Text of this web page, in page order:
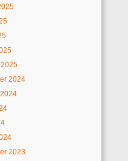
2024
2023